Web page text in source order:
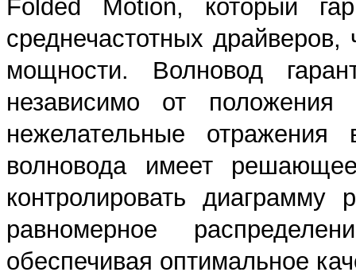
Folded Motion, который
среднечастотных
мощности. Волновод
независимо от
нежелательные
волновода имеет
контролировать диаграмму
равномерное
обеспечивая оптимальное